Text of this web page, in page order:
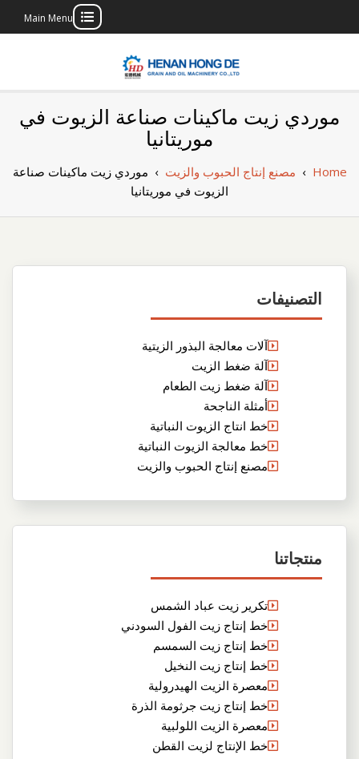
Main Menu
بناء مصنع إنتاج
الزيوت النباتية
الخاص بك
موردي زيت ماكينات صناعة الزيوت في
موريتانيا
Home
› مصنع إنتاج الحبوب والزيت › موردي زيت ماكينات صناعة
الزيوت في موريتانيا
التصنيفات
آلات معالجة البذور الزيتية
آلة ضغط الزيت
آلة ضغط زيت الطعام
أمثلة الناجحة
خط انتاج الزيوت النباتية
خط معالجة الزيوت النباتية
مصنع إنتاج الحبوب والزيت
منتجاتنا
تكرير زيت عباد الشمس
خط إنتاج زيت الفول السودني
خط إنتاج زيت السمسم
خط إنتاج زيت النخيل
معصرة الزيت الهيدرولية
خط إنتاج زيت جرثومة الذرة
معصرة الزيت اللولبية
خط الإنتاج لزيت القطن